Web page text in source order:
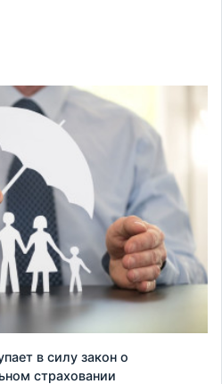
в силу закон о
страховании